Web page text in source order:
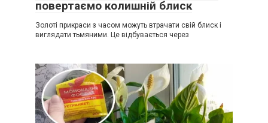
повертаємо колишній блиск
Золоті прикраси з часом можуть втрачати свій блиск і
виглядати тьмяними. Це відбувається через